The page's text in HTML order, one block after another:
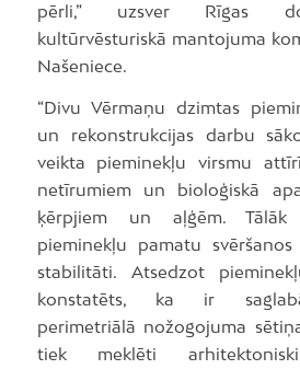
pērli,” uzsver Rīgas
kultūrvēsturiskā mantojuma
Našeniece.
“Divu Vērmaņu dzimtas
un rekonstrukcijas darbu
veikta pieminekļu virsmu
netīrumiem un bioloģiskā
ķērpjiem un aļģēm. Tālāk
pieminekļu pamatu
stabilitāti. Atsedzot
konstatēts, ka ir
perimetriālā nožogojuma
tiek meklēti